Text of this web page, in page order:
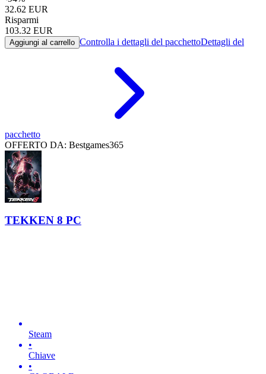
32.62 EUR
Risparmi
103.32 EUR
Aggiungi al carrello Controlla i dettagli del pacchettoDettagli del
pacchetto
OFFERTO DA: Bestgames365
TEKKEN 8 PC
Steam
•
Chiave
•